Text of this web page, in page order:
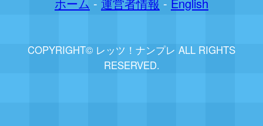
COPYRIGHT© レッツ！ナンプレ ALL RIGHTS
RESERVED.